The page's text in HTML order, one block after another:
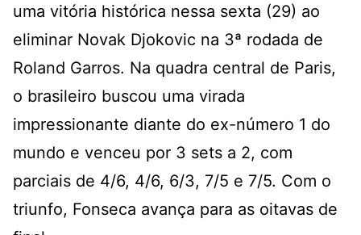
uma vitória histórica nessa sexta (29) ao
eliminar Novak Djokovic na 3ª rodada de
Roland Garros. Na quadra central de Paris,
o brasileiro buscou uma virada
impressionante diante do ex-número 1 do
mundo e venceu por 3 sets a 2, com
parciais de 4/6, 4/6, 6/3, 7/5 e 7/5. Com o
triunfo, Fonseca avança para as oitavas de